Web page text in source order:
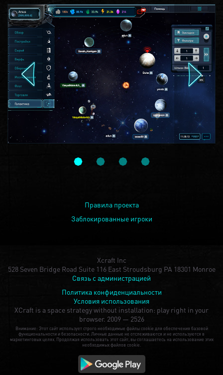
Правила проекта
Заблокированные игроки
Xcraft Inc
528 Seven Bridge Road Suite 116 East Stroudsburg PA 18301 Monroe
Связь с администрацией
Политика конфиденциальности
Условия использования
XCraft is a space strategy without installation: play right in your
browser. 2009 — 2526
Внимание: Этот сайт использует строго необходимые файлы cookie для обеспечения базовой
функциональности и безопасности. Личные данные не отслеживаются и не используются в
маркетинговых целях. Продолжая использовать этот сайт, вы соглашаетесь на использование этих
необходимых файлов cookie.